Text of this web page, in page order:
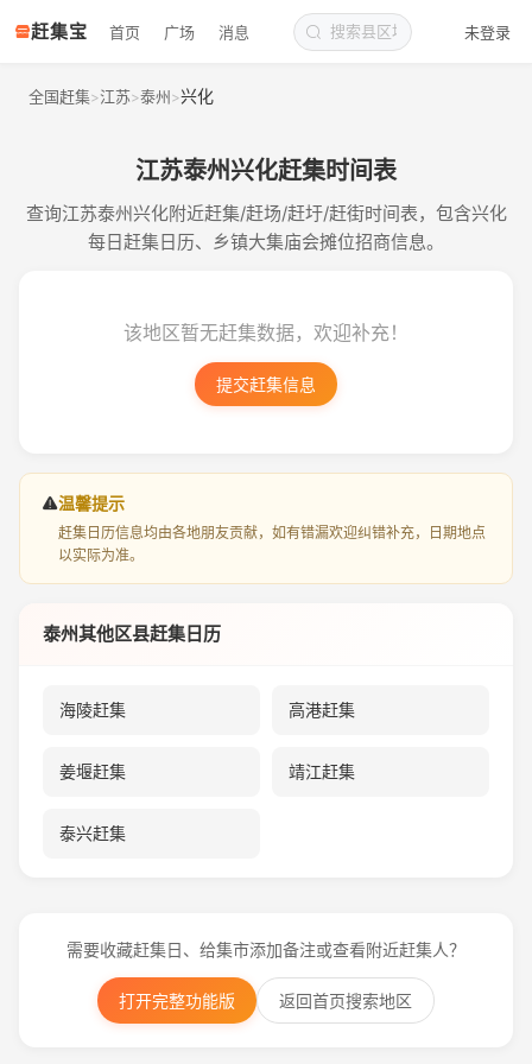
赶集宝 首页 广场 消息 未登录
全国赶集>江苏>泰州>兴化
江苏泰州兴化赶集时间表
查询江苏泰州兴化附近赶集/赶场/赶圩/赶街时间表，包含兴化
每日赶集日历、乡镇大集庙会摊位招商信息。
该地区暂无赶集数据，欢迎补充！
提交赶集信息
温馨提示
赶集日历信息均由各地朋友贡献，如有错漏欢迎纠错补充，日期地点
以实际为准。
泰州其他区县赶集日历
海陵赶集 高港赶集
姜堰赶集 靖江赶集
泰兴赶集
需要收藏赶集日、给集市添加备注或查看附近赶集人？
打开完整功能版 返回首页搜索地区